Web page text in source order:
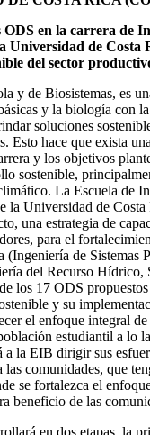
ODS en la carrera de
Universidad de
del sector
y de Biosistemas, es
y la biología con
soluciones
Esto hace que exista
y los objetivos
sostenible,
La Escuela de
la Universidad de Costa
una estrategia de
para el
(Ingeniería de Sistemas
del Recurso Hídrico,
los 17 ODS
y su
el enfoque integral
estudiantil a lo
a la EIB dirigir sus
comunidades, que
se fortalezca el
beneficio de las
en dos etapas, la